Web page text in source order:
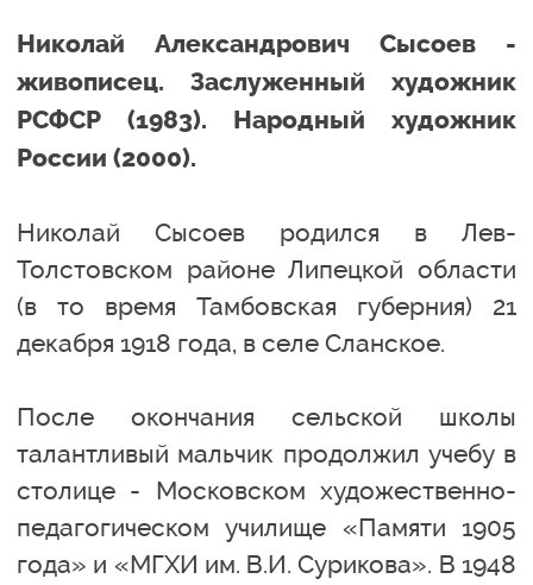
Николай Александрович Сысоев -
живописец. Заслуженный художник
РСФСР (1983). Народный художник
России (2000).
Николай Сысоев родился в Лев-
Толстовском районе Липецкой области
(в то время Тамбовская губерния) 21
декабря 1918 года, в селе Сланское.
После окончания сельской школы
талантливый мальчик продолжил учебу в
столице - Московском художественно-
педагогическом училище «Памяти 1905
года» и «МГХИ им. В.И. Сурикова». В 1948